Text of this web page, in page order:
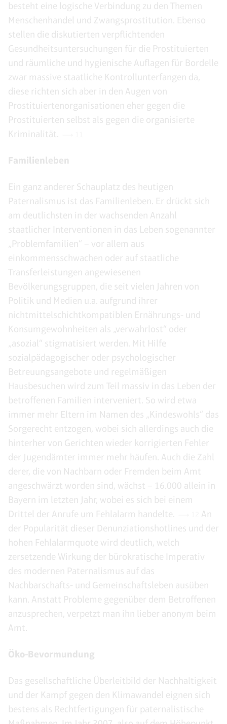
besteht eine logische Verbindung zu den Themen
Menschenhandel und Zwangsprostitution. Ebenso
stellen die diskutierten verpflichtenden
Gesundheitsuntersuchungen für die Prostituierten
und räumliche und hygienische Auflagen für Bordelle
zwar massive staatliche Kontrollunterfangen da,
diese richten sich aber in den Augen von
Prostituiertenorganisationen eher gegen die
Prostituierten selbst als gegen die organisierte
Kriminalität.
Familienleben
Ein ganz anderer Schauplatz des heutigen
Paternalismus ist das Familienleben. Er drückt sich
am deutlichsten in der wachsenden Anzahl
staatlicher Interventionen in das Leben sogenannter
„Problemfamilien“ – vor allem aus
einkommensschwachen oder auf staatliche
Transferleistungen angewiesenen
Bevölkerungsgruppen, die seit vielen Jahren von
Politik und Medien u.a. aufgrund ihrer
nichtmittelschichtkompatiblen Ernährungs- und
Konsumgewohnheiten als „verwahrlost“ oder
„asozial“ stigmatisiert werden. Mit Hilfe
sozialpädagogischer oder psychologischer
Betreuungsangebote und regelmäßigen
Hausbesuchen wird zum Teil massiv in das Leben der
betroffenen Familien interveniert. So wird etwa
immer mehr Eltern im Namen des „Kindeswohls“ das
Sorgerecht entzogen, wobei sich allerdings auch die
hinterher von Gerichten wieder korrigierten Fehler
der Jugendämter immer mehr häufen. Auch die Zahl
derer, die von Nachbarn oder Fremden beim Amt
angeschwärzt worden sind, wächst – 16.000 allein in
Bayern im letzten Jahr, wobei es sich bei einem
Drittel der Anrufe um Fehlalarm handelte.
An
der Popularität dieser Denunziationshotlines und der
hohen Fehlalarmquote wird deutlich, welch
zersetzende Wirkung der bürokratische Imperativ
des modernen Paternalismus auf das
Nachbarschafts- und Gemeinschaftsleben ausüben
kann. Anstatt Probleme gegenüber dem Betroffenen
anzusprechen, verpetzt man ihn lieber anonym beim
Amt.
Öko-Bevormundung
Das gesellschaftliche Überleitbild der Nachhaltigkeit
und der Kampf gegen den Klimawandel eignen sich
bestens als Rechtfertigungen für paternalistische